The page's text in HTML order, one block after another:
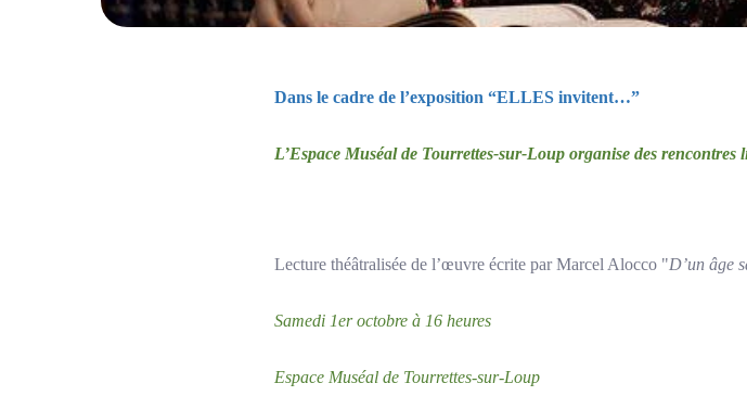
Dans le cadre de l’exposition “ELLES invitent…”
L’Espace Muséal de Tourrettes-sur-Loup organise des rencontres
Lecture théâtralisée de l’œuvre écrite par Marcel Alocco "D’un âge
Samedi 1er octobre à 16 heures
Espace Muséal de Tourrettes-sur-Loup